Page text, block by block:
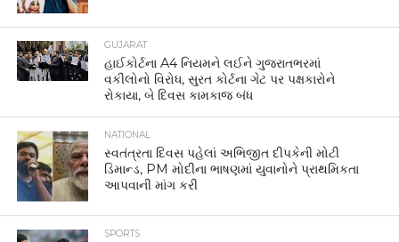
GUJARAT
હાઈકોર્ટના A4 નિયમને લઈને ગુજરાતભરમાં
વકીલોનો વિરોધ, સુરત કોર્ટના ગેટ પર પક્ષકારોને
રોકાયા, બે દિવસ કામકાજ બંધ
NATIONAL
સ્વતંત્રતા દિવસ પહેલાં અભિજીત દીપકેની મોટી
ડિમાન્ડ, PM મોદીના ભાષણમાં યુવાનોને પ્રાથમિકતા
આપવાની માંગ કરી
SPORTS